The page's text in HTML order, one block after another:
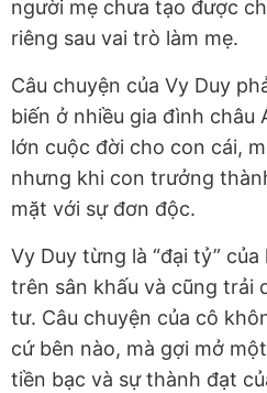
người mẹ chưa tạo được
riêng sau vai trò làm mẹ.
Câu chuyện của Vy Duy
biến ở nhiều gia đình châu
lớn cuộc đời cho con cái,
nhưng khi con trưởng
mặt với sự đơn độc.
Vy Duy từng là “đại tỷ”
trên sân khấu và cũng trải
tư. Câu chuyện của cô
cứ bên nào, mà gợi mở
tiền bạc và sự thành đạt